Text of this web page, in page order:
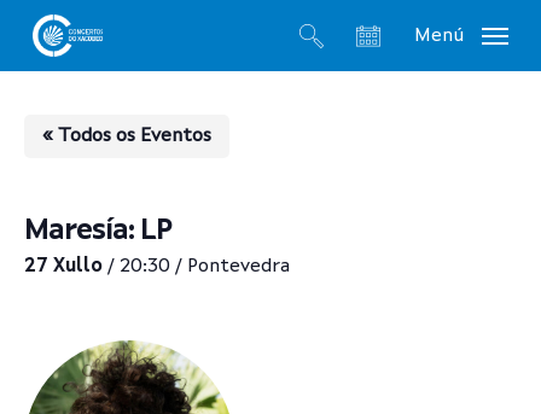
Menú
« Todos os Eventos
Maresía: LP
27 Xullo / 20:30 / Pontevedra